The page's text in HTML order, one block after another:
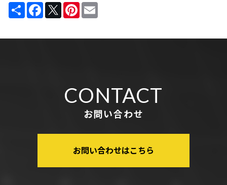
Share FacebookTwitterPinterest
CONTACT
お問い合わせ
お問い合わせはこちら